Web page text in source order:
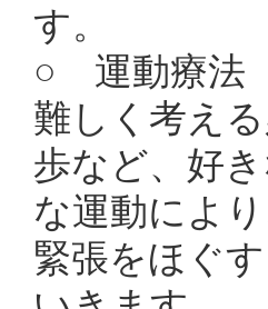
す。
○ 運動療法
難しく考え
歩など、好
な運動によ
緊張をほぐ